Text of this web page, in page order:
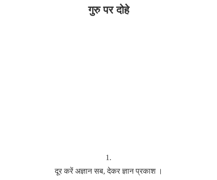
गुरु पर दोहे
1.
दूर करें अज्ञान सब, देकर ज्ञान प्रकाश ।